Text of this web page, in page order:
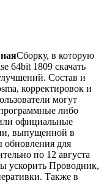
Сборку, в которую
64bit 1809 скачать
Состав и
корректировок и
могут
либо
официальные
выпущенной в
обновления для
по 12 августа
ускорить Проводник,
Также в